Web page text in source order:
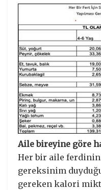
Aile bireyine göre
Her bir aile
gereksinim
gereken kalori